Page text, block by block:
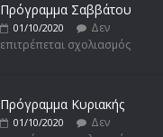
Πρόγραμμα Σαββάτου
01/10/2020
Δεν
επιτρέπεται σχολιασμός
Πρόγραμμα Κυριακής
01/10/2020
Δεν